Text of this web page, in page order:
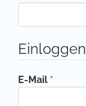
Einloggen
E-Mail *